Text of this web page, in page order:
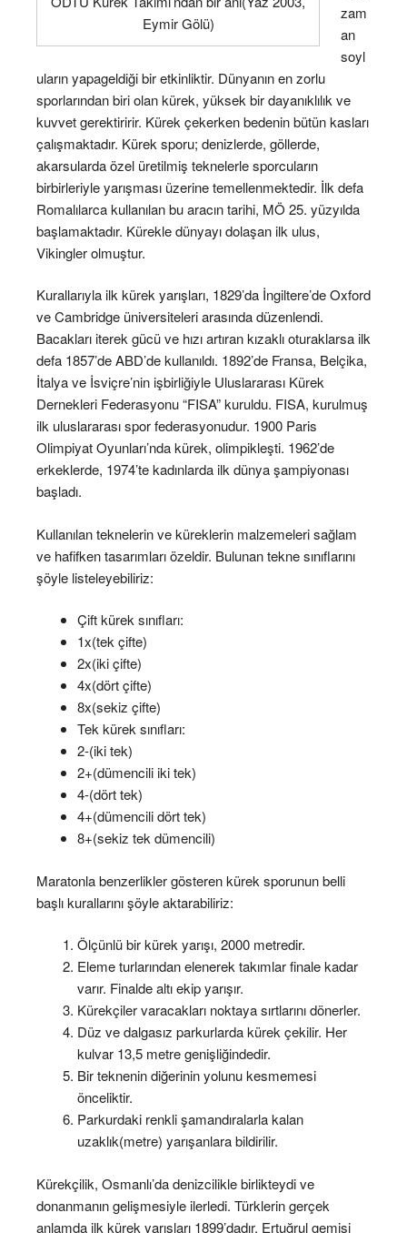
Eymir Gölü)
zam
an
soyl
uların yapageldiği bir etkinliktir. Dünyanın en zorlu
sporlarından biri olan kürek, yüksek bir dayanıklılık ve
kuvvet gerektiririr. Kürek çekerken bedenin bütün kasları
çalışmaktadır. Kürek sporu; denizlerde, göllerde,
akarsularda özel üretilmiş teknelerle sporcuların
birbirleriyle yarışması üzerine temellenmektedir. İlk defa
Romalılarca kullanılan bu aracın tarihi, MÖ 25. yüzyılda
başlamaktadır. Kürekle dünyayı dolaşan ilk ulus,
Vikingler olmuştur.
Kurallarıyla ilk kürek yarışları, 1829’da İngiltere’de Oxford
ve Cambridge üniversiteleri arasında düzenlendi.
Bacakları iterek gücü ve hızı artıran kızaklı oturaklarsa ilk
defa 1857’de ABD’de kullanıldı. 1892’de Fransa, Belçika,
İtalya ve İsviçre’nin işbirliğiyle Uluslararası Kürek
Dernekleri Federasyonu “FISA” kuruldu. FISA, kurulmuş
ilk uluslararası spor federasyonudur. 1900 Paris
Olimpiyat Oyunları’nda kürek, olimpikleşti. 1962’de
erkeklerde, 1974’te kadınlarda ilk dünya şampiyonası
başladı.
Kullanılan teknelerin ve küreklerin malzemeleri sağlam
ve hafifken tasarımları özeldir. Bulunan tekne sınıflarını
şöyle listeleyebiliriz:
Çift kürek sınıfları:
1x(tek çifte)
2x(iki çifte)
4x(dört çifte)
8x(sekiz çifte)
Tek kürek sınıfları:
2-(iki tek)
2+(dümencili iki tek)
4-(dört tek)
4+(dümencili dört tek)
8+(sekiz tek dümencili)
Maratonla benzerlikler gösteren kürek sporunun belli
başlı kurallarını şöyle aktarabiliriz:
Ölçünlü bir kürek yarışı, 2000 metredir.
Eleme turlarından elenerek takımlar finale kadar
varır. Finalde altı ekip yarışır.
Kürekçiler varacakları noktaya sırtlarını dönerler.
Düz ve dalgasız parkurlarda kürek çekilir. Her
kulvar 13,5 metre genişliğindedir.
Bir teknenin diğerinin yolunu kesmemesi
önceliktir.
Parkurdaki renkli şamandıralarla kalan
uzaklık(metre) yarışanlara bildirilir.
Kürekçilik, Osmanlı’da denizcilikle birlikteydi ve
donanmanın gelişmesiyle ilerledi. Türklerin gerçek
anlamda ilk kürek yarışları 1899’dadır. Ertuğrul gemisi